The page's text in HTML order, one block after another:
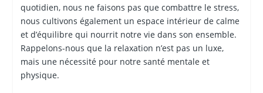
quotidien, nous ne faisons pas que combattre le stress,
nous cultivons également un espace intérieur de calme
et d’équilibre qui nourrit notre vie dans son ensemble.
Rappelons-nous que la relaxation n’est pas un luxe,
mais une nécessité pour notre santé mentale et
physique.